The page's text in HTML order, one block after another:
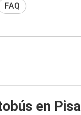
FAQ
en Pisa